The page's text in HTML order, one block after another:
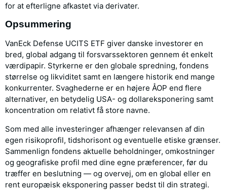
for at efterligne afkastet via derivater.
Opsummering
VanEck Defense UCITS ETF giver danske investorer en
bred, global adgang til forsvarssektoren gennem ét enkelt
værdipapir. Styrkerne er den globale spredning, fondens
størrelse og likviditet samt en længere historik end mange
konkurrenter. Svaghederne er en højere ÅOP end flere
alternativer, en betydelig USA- og dollareksponering samt
koncentration om relativt få store navne.
Som med alle investeringer afhænger relevansen af din
egen risikoprofil, tidshorisont og eventuelle etiske grænser.
Sammenlign fondens aktuelle beholdninger, omkostninger
og geografiske profil med dine egne præferencer, før du
træffer en beslutning — og overvej, om en global eller en
rent europæisk eksponering passer bedst til din strategi.